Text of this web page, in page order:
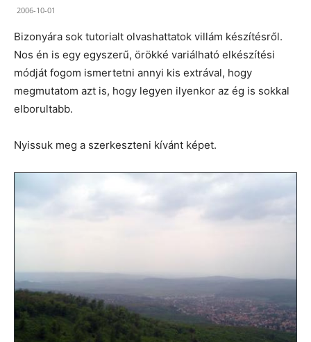
2006-10-01
Bizonyára sok tutorialt olvashattatok villám készítésről.
Nos én is egy egyszerű, örökké variálható elkészítési
módját fogom ismertetni annyi kis extrával, hogy
megmutatom azt is, hogy legyen ilyenkor az ég is sokkal
elborultabb.
Nyissuk meg a szerkeszteni kívánt képet.